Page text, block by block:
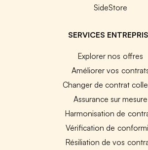
SideStore
SERVICES
Explorer nos offres
Améliorer vos
Changer de contrat
Assurance sur mesure
Harmonisation de
Vérification de
Résiliation de vos